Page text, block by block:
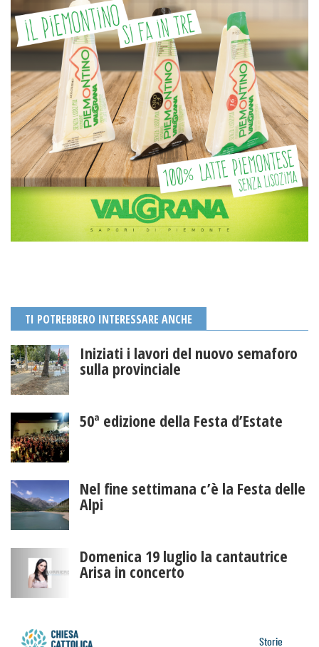
TI POTREBBERO INTERESSARE ANCHE
Iniziati i lavori del nuovo semaforo
sulla provinciale
50ª edizione della Festa d’Estate
Nel fine settimana c’è la Festa delle
Alpi
Domenica 19 luglio la cantautrice
Arisa in concerto